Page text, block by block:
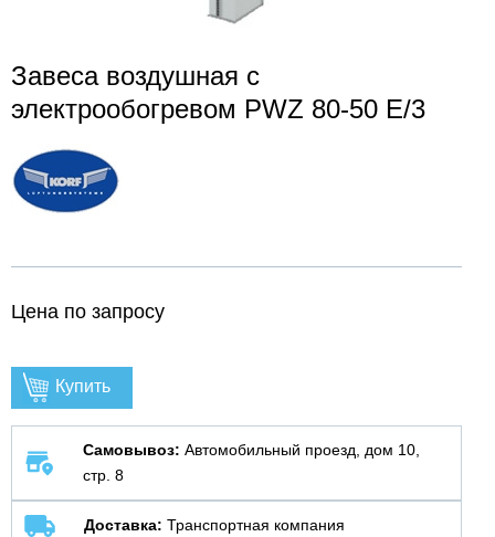
Завеса воздушная с
электрообогревом PWZ 80-50 E/3
Цена по запросу
Купить
Самовывоз: Автомобильный проезд, дом 10,
стр. 8
Доставка: Транспортная компания